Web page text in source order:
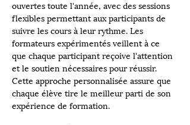
ouvertes toute l'année, avec des sessions
flexibles permettant aux participants de
suivre les cours à leur rythme. Les
formateurs expérimentés veillent à ce
que chaque participant reçoive l'attention
et le soutien nécessaires pour réussir.
Cette approche personnalisée assure que
chaque élève tire le meilleur parti de son
expérience de formation.